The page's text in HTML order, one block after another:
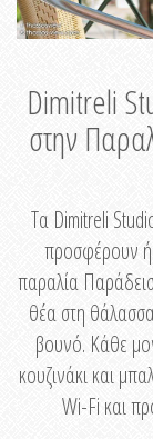
Dimitreli
στην
Τα Dimitreli
προσφέρουν
παραλία
θέα στη
βουνό. Κάθε
κουζινάκι και
Wi-Fi και